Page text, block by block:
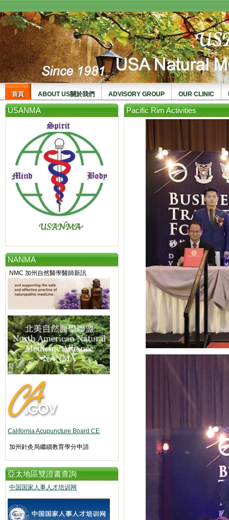
usanma
首頁 ABOUT US關於我們 ADVISORY GROUP OUR CLINIC
USANMA
NANMA
NMC 加州自然醫學醫師新訊
California Acupuncture Board CE
加州針灸局繼續教育學分申請
亞太地區雙證書查詢
中国国家人事人才培训网
Pacific Rim Activities